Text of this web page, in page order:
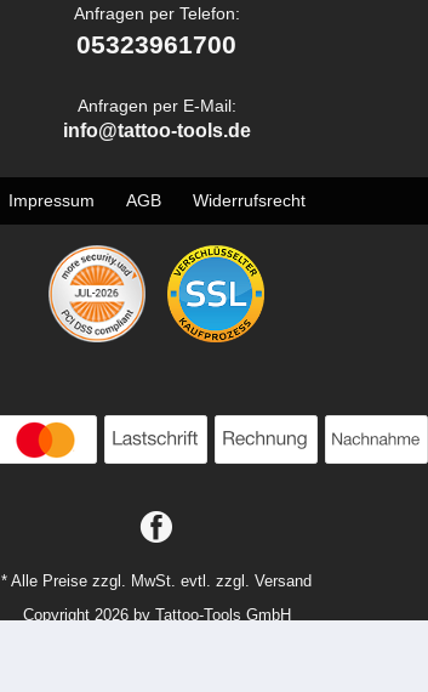
Anfragen per Telefon:
05323961700
Anfragen per E-Mail:
info@tattoo-tools.de
Impressum AGB Widerrufsrecht
* Alle Preise zzgl. MwSt. evtl. zzgl. Versand
Copyright 2026 by Tattoo-Tools GmbH